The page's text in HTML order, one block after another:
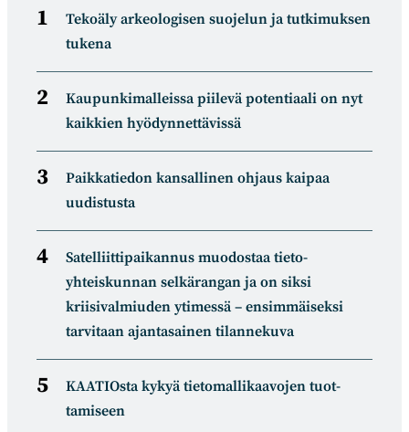
Tekoäly arkeologisen suojelun ja tutkimuksen
tukena
Kaupunkimalleissa piilevä potentiaali on nyt
kaikkien hyödynnettävissä
Paikkatiedon kansallinen ohjaus kaipaa
uudistusta
Satelliitti­paikannus muodostaa tieto­
yhteiskunnan selkä­rangan ja on siksi
kriisivalmiuden ytimessä – ensimmäiseksi
tarvitaan ajantasainen tilannekuva
KAATIOsta kykyä tietomal­likaa­vojen tuot­
tamiseen